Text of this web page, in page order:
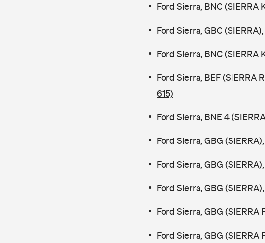
Ford Sierra, BNC (SIERRA
Ford Sierra, GBC
Ford Sierra, BNC (SIERRA
Ford Sierra, BEF (SIERRA
615)
Ford Sierra, BNE 4
Ford Sierra, GBG
Ford Sierra, GBG
Ford Sierra, GBG
Ford Sierra, GBG (SIERRA
Ford Sierra, GBG (SIERRA